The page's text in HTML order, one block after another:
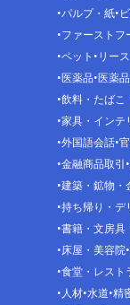
パルプ・紙
ファーストフ
ペット リー
医薬品 医薬
飲料・たばこ
家具・インテ
外国語会話
金融商品取引
建築・鉱物・
持ち帰り・デ
書籍・文房具
床屋・美容院
食堂・レスト
人材 水道 精